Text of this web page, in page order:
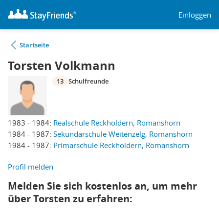
Einloggen
Startseite
Torsten Volkmann
1983 - 1984: Realschule Reckholdern, Romanshorn
1984 - 1987: Sekundarschule Weitenzelg, Romanshorn
1984 - 1987: Primarschule Reckholdern, Romanshorn
13 Schulfreunde
Profil melden
Melden Sie sich kostenlos an, um mehr
über Torsten zu erfahren: